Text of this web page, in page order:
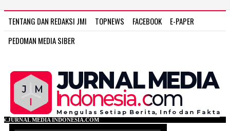
TENTANG DAN REDAKSI JMI TOPNEWS FACEBOOK
E-PAPER
PEDOMAN MEDIA SIBER